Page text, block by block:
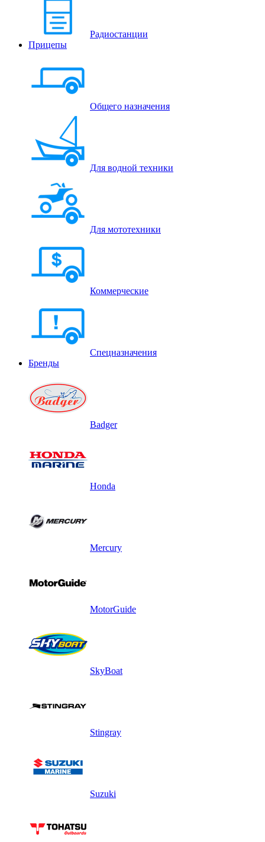
Радиостанции
Прицепы
Общего назначения
Для водной техники
Для мототехники
Коммерческие
Спецназначения
Бренды
Badger
Honda
Mercury
MotorGuide
SkyBoat
Stingray
Suzuki